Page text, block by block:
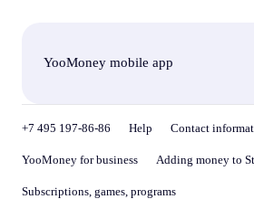
YooMoney mobile app
+7 495 197-86-86 Help Contact
YooMoney for business Adding money to
Subscriptions, games, programs